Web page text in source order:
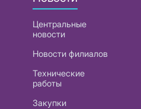
Центральные
новости
Новости филиалов
Технические
работы
Закупки